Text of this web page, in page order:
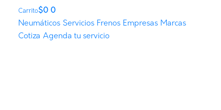
Carrito$0 0
Neumáticos Servicios Frenos Empresas Marcas
Cotiza Agenda tu servicio